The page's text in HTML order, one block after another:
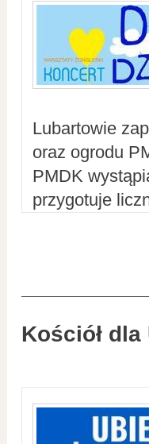
Lubartowie
oraz ogrodu
PMDK
przygotuje
Kościół